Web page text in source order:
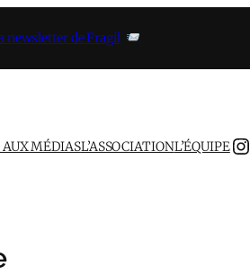
newsletter de Fragil
AUX MÉDIASL’ASSOCIATIONL’ÉQUIPEINSTAGRAM